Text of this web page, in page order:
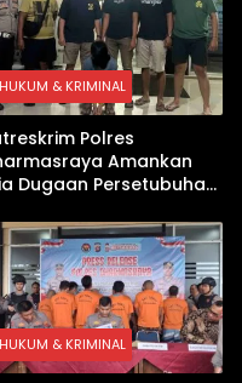
HUKUM & KRIMINAL
Polres
Amankan
Dugaan Persetubuhan
HUKUM & KRIMINAL